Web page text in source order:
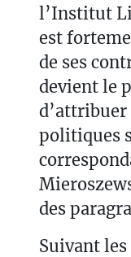
l’Institut
est
de ses
devient le
d’attribuer
politiques
des
Suivant